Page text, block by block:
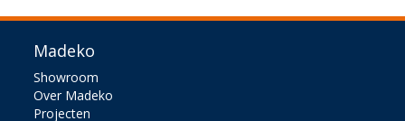
Madeko
Showroom
Over Madeko
Projecten